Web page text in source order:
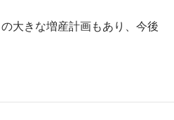
大きな増産計画もあり、今後